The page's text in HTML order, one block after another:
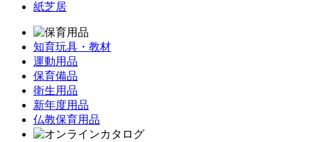
紙芝居
知育玩具・教材
運動用品
保育備品
衛生用品
新年度用品
仏教保育用品